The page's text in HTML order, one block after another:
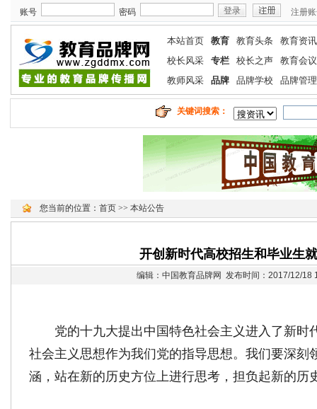
账号 密码 注册
本站首页 教育 教育头条
教育资讯
校长风采
专栏 校长之声
教育会议
教师风采
品牌 品牌学校 品牌管理
关键词搜索：
您当前的位置： 首页 >> 本站公告
开创新时代高校招生和毕业生
编辑：中国教育品牌网 发布时间：2017/12/
党的十九大提出中国特色社会主义进入了新时
社会主义思想作为我们党的指导思想。我们要深刻
涵，站在新的历史方位上进行思考，担负起新的历